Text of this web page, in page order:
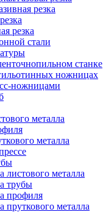
резка
резка
стали
станке
ножницах
ножницами
металла
металла
листового металла
трубы
профиля
пруткового металла